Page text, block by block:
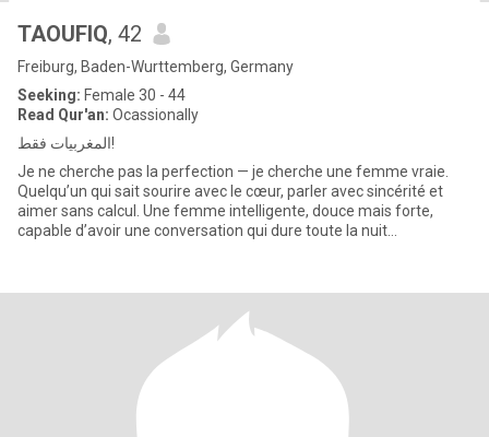
TAOUFIQ, 42
Freiburg, Baden-Wurttemberg, Germany
Seeking: Female 30 - 44
Read Qur'an: Ocassionally
المغربيات فقط!
Je ne cherche pas la perfection — je cherche une femme vraie.
Quelqu’un qui sait sourire avec le cœur, parler avec sincérité et
aimer sans calcul. Une femme intelligente, douce mais forte,
capable d’avoir une conversation qui dure toute la nuit…